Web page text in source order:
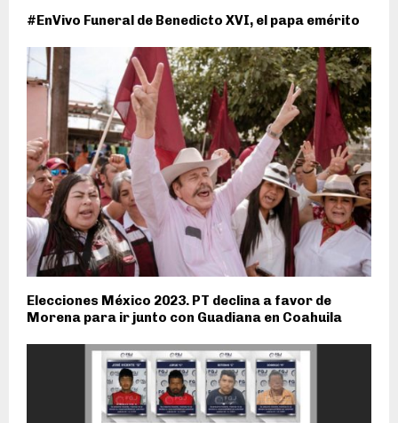
#EnVivo Funeral de Benedicto XVI, el papa emérito
Elecciones México 2023. PT declina a favor de
Morena para ir junto con Guadiana en Coahuila